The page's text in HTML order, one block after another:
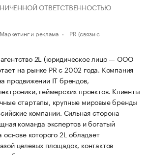
ОТВЕТСТВЕННОСТЬЮ
Маркетинг и реклама
PR (связи с
2L (юридическое лицо — ООО
на рынке PR с 2002 года. Компания
продвижении IT брендов,
геймерских проектов. Клиенты
стартапы, крупные мировые бренды
компании. Сильная сторона
команда экспертов и богатый
основе которого 2L обладает
целевых площадок, контактов